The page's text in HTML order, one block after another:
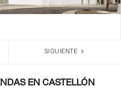
SIGUIENTE
EN CASTELLÓN